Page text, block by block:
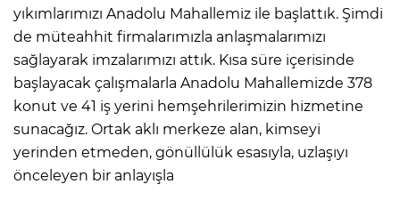
yıkımlarımızı Anadolu Mahallemiz ile başlattık. Şimdi
de müteahhit firmalarımızla anlaşmalarımızı
sağlayarak imzalarımızı attık. Kısa süre içerisinde
başlayacak çalışmalarla Anadolu Mahallemizde 378
konut ve 41 iş yerini hemşehrilerimizin hizmetine
sunacağız. Ortak aklı merkeze alan, kimseyi
yerinden etmeden, gönüllülük esasıyla, uzlaşıyı
önceleyen bir anlayışla